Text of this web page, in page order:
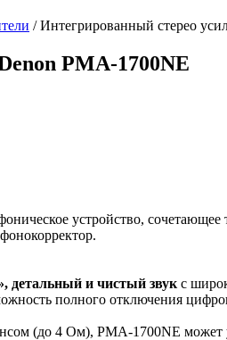
/Интегрированный стерео
PMA-1700NE
устройство,
детальный и чистый звук с
полного отключения
(до 4 Ом), PMA-1700NE может